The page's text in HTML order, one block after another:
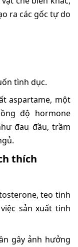
ra các gốc tự do
tình dục.
aspartame, một
độ hormone
đau đầu, trầm
thích
teo tinh
sản xuất tinh
gây ảnh hưởng